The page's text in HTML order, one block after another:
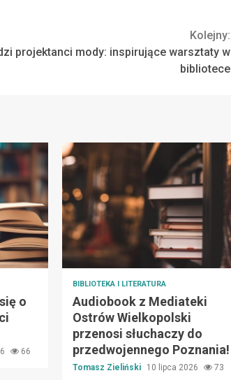
Kolejny:
projektanci mody: inspirujące warsztaty w
bibliotece
o
66
BIBLIOTEKA I LITERATURA
Audiobook z Mediateki
Ostrów Wielkopolski
przenosi słuchaczy do
przedwojennego Poznania!
Tomasz Zieliński 10 lipca 2026 73